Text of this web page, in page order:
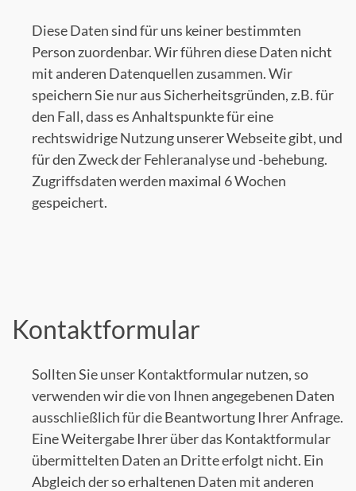
Diese Daten sind für uns keiner bestimmten
Person zuordenbar. Wir führen diese Daten nicht
mit anderen Datenquellen zusammen. Wir
speichern Sie nur aus Sicherheitsgründen, z.B. für
den Fall, dass es Anhaltspunkte für eine
rechtswidrige Nutzung unserer Webseite gibt, und
für den Zweck der Fehleranalyse und -behebung.
Zugriffsdaten werden maximal 6 Wochen
gespeichert.
Kontaktformular
Sollten Sie unser Kontaktformular nutzen, so
verwenden wir die von Ihnen angegebenen Daten
ausschließlich für die Beantwortung Ihrer Anfrage.
Eine Weitergabe Ihrer über das Kontaktformular
übermittelten Daten an Dritte erfolgt nicht. Ein
Abgleich der so erhaltenen Daten mit anderen